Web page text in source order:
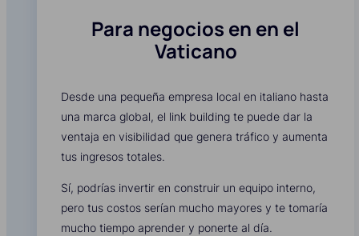
Para negocios en en el
Vaticano
Desde una pequeña empresa local en italiano hasta
una marca global, el link building te puede dar la
ventaja en visibilidad que genera tráfico y aumenta
tus ingresos totales.
Sí, podrías invertir en construir un equipo interno,
pero tus costos serían mucho mayores y te tomaría
mucho tiempo aprender y ponerte al día.